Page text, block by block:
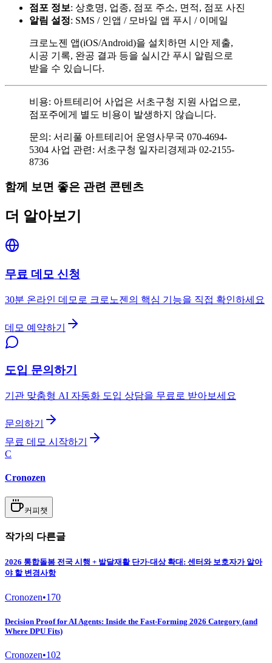
점포 정보: 상호명, 업종, 점포 주소, 면적, 점포 사진
알림 설정: SMS / 인앱 / 모바일 앱 푸시 / 이메일
크로노젠 앱(iOS/Android)을 설치하면 시안 제출,
시공 기록, 완공 결과 등을 실시간 푸시 알림으로
받을 수 있습니다.
비용: 아트테리어 사업은 서초구청 지원 사업으로,
점포주에게 별도 비용이 발생하지 않습니다.
문의: 서리풀 아트테리어 운영사무국 070-4694-
5304 사업 관련: 서초구청 일자리경제과 02-2155-
8736
함께 보면 좋은 관련 콘텐츠
더 알아보기
무료 데모 신청
30분 온라인 데모로 크로노젠의 핵심 기능을 직접 확인하세요
데모 예약하기
도입 문의하기
기관 맞춤형 AI 자동화 도입 상담을 무료로 받아보세요
문의하기
무료 데모 시작하기
C
Cronozen
커피챗
작가의 다른글
2026 통합돌봄 전국 시행 + 발달재활 단가·대상 확대: 센터와 보호자가 알아
야 할 변경사항
Cronozen•170
Decision Proof for AI Agents: Inside the Fast-Forming 2026 Category (and
Where DPU Fits)
Cronozen•102